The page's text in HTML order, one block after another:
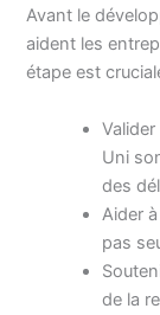
Avant le
aident les
étape est
Valider
Uni
des
Aider
pas
de la